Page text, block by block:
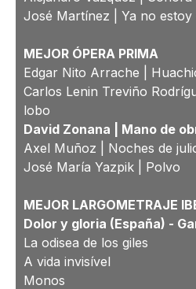
José Martínez | Ya no estoy
MEJOR ÓPERA PRIMA
Edgar Nito Arrache |
Carlos Lenin Treviño
lobo
David Zonana | Mano de
Axel Muñoz | Noches de
José María Yazpik | Polvo
MEJOR LARGOMETRAJE
Dolor y gloria (España) -
La odisea de los giles
A vida invisível
Monos